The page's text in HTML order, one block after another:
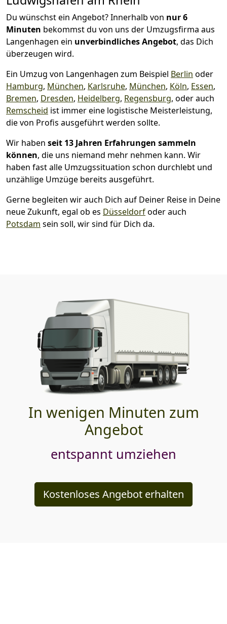
Du wünschst ein Angebot? Innerhalb von nur 6
Minuten bekommst du von uns der Umzugsfirma aus
Langenhagen ein unverbindliches Angebot, das Dich
überzeugen wird.
Ein Umzug von Langenhagen zum Beispiel Berlin oder
Hamburg, München, Karlsruhe, München, Köln, Essen,
Bremen, Dresden, Heidelberg, Regensburg, oder auch
Remscheid ist immer eine logistische Meisterleistung,
die von Profis ausgeführt werden sollte.
Wir haben seit 13 Jahren Erfahrungen sammeln
können, die uns niemand mehr nehmen kann. Wir
haben fast alle Umzugssituation schon durchlebt und
unzählige Umzüge bereits ausgeführt.
Gerne begleiten wir auch Dich auf Deiner Reise in Deine
neue Zukunft, egal ob es Düsseldorfoder auch
Potsdam sein soll, wir sind für Dich da.
In wenigen Minuten zum
Angebot
entspannt umziehen
Kostenloses Angebot erhalten